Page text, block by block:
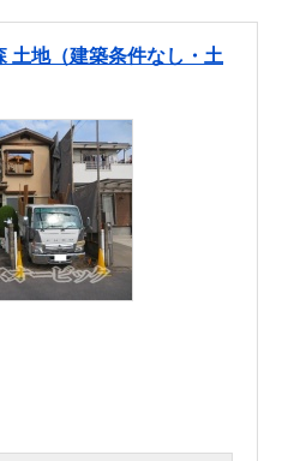
土地（建築条件なし・土